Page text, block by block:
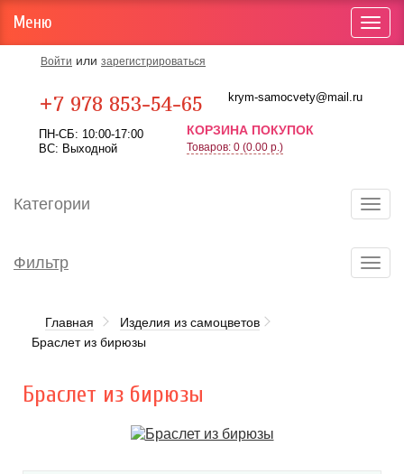
Войти или зарегистрироваться
+7 978 853-54-65 krym-samocvety@mail.ru
ПН-СБ: 10:00-17:00
ВС: Выходной
КОРЗИНА ПОКУПОК
Товаров: 0 (0.00 р.)
Меню
Категории
Фильтр
Главная
Изделия из самоцветов
Браслет из бирюзы
Браслет из бирюзы